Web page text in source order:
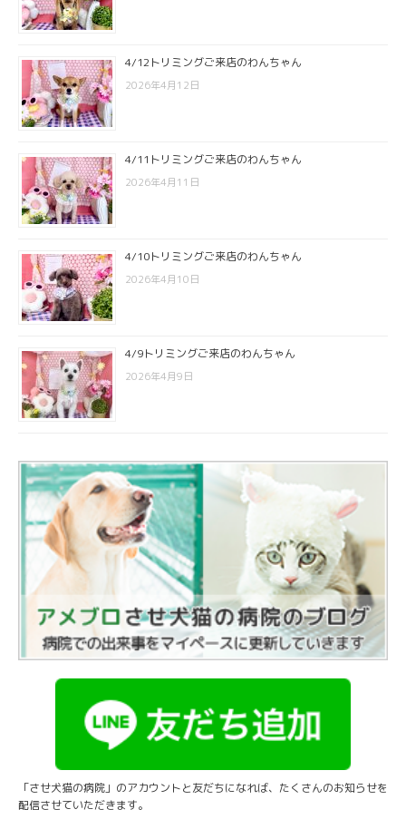
4/12トリミングご来店のわんちゃん
2026年4月12日
4/11トリミングご来店のわんちゃん
2026年4月11日
4/10トリミングご来店のわんちゃん
2026年4月10日
4/9トリミングご来店のわんちゃん
2026年4月9日
「させ犬猫の病院」のアカウントと友だちになれば、たくさんのお知らせを
配信させていただきます。